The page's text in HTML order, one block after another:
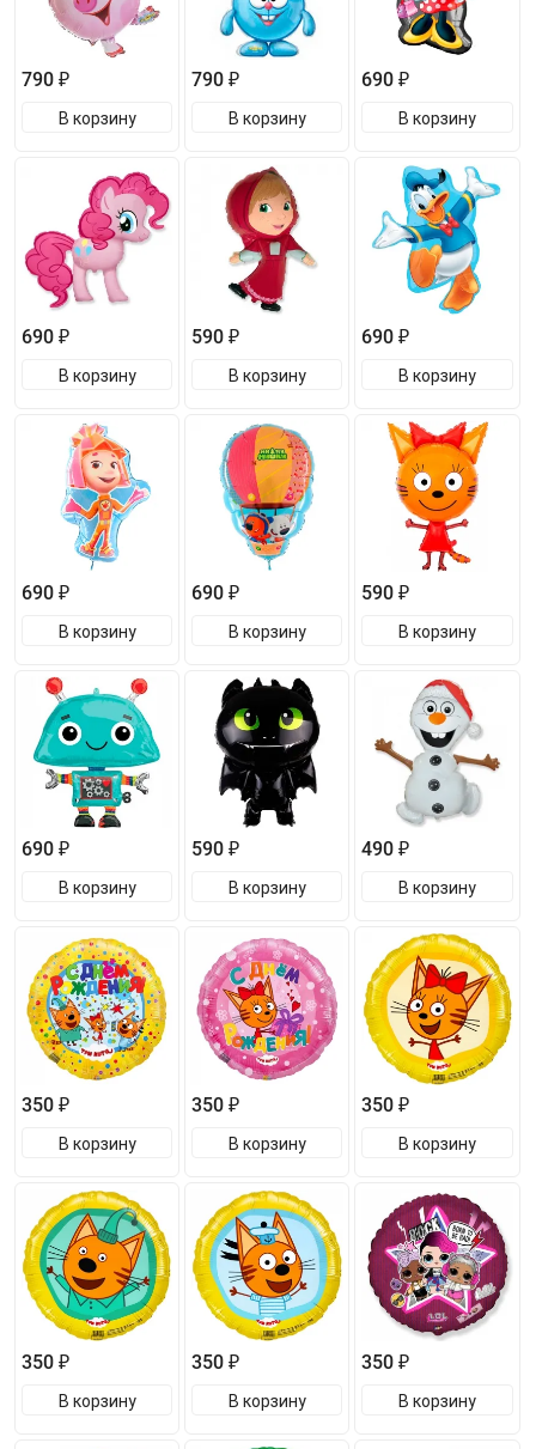
790 ₽
В корзину
790 ₽
В корзину
690 ₽
В корзину
690 ₽
В корзину
590 ₽
В корзину
690 ₽
В корзину
690 ₽
В корзину
690 ₽
В корзину
590 ₽
В корзину
690 ₽
В корзину
590 ₽
В корзину
490 ₽
В корзину
350 ₽
В корзину
350 ₽
В корзину
350 ₽
В корзину
350 ₽
В корзину
350 ₽
В корзину
350 ₽
В корзину